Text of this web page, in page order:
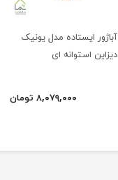
آباژور ایستاده مدل یونیک
دیزاین استوانه ای
۸,۰۷۹,۰۰۰ تومان